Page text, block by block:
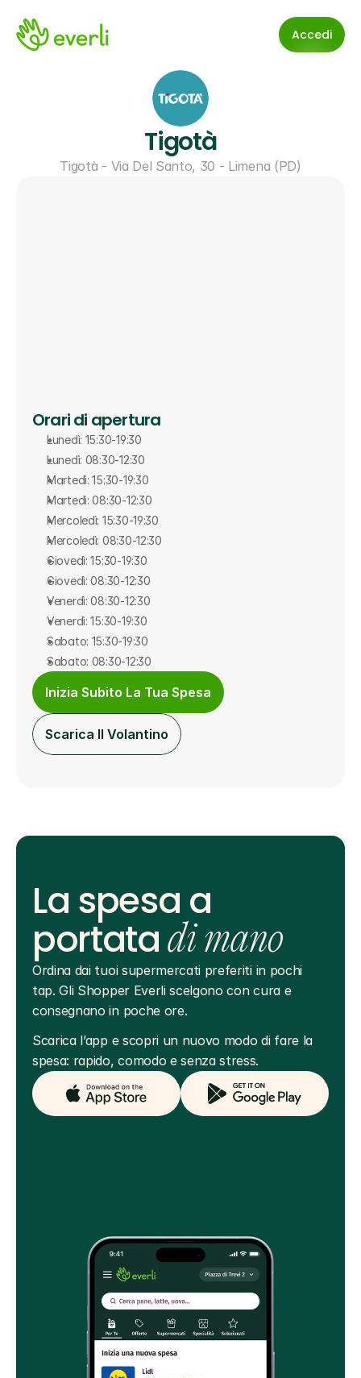
Accedi
Tigotà
Tigotà - Via Del Santo, 30 - Limena (PD)
Orari di apertura
Lunedì: 15:30-19:30
Lunedì: 08:30-12:30
Martedì: 15:30-19:30
Martedì: 08:30-12:30
Mercoledì: 15:30-19:30
Mercoledì: 08:30-12:30
Giovedì: 15:30-19:30
Giovedì: 08:30-12:30
Venerdì: 08:30-12:30
Venerdì: 15:30-19:30
Sabato: 15:30-19:30
Sabato: 08:30-12:30
Inizia Subito La Tua Spesa
Scarica Il Volantino
La spesa a
portatadi mano
Ordina dai tuoi supermercati preferiti in pochi
tap. Gli Shopper Everli scelgono con cura e
consegnano in poche ore.
Scarica l’app e scopri un nuovo modo di fare la
spesa: rapido, comodo e senza stress.